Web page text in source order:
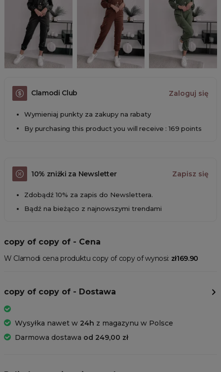
Clamodi Club Zaloguj się
Wymieniaj punkty za zakupy na rabaty
By purchasing this product you will receive : 169 points
10% zniżki za Newsletter Zapisz się
Zdobądź 10% za zapis do Newslettera.
Bądź na bieżąco z najnowszymi trendami
copy of copy of - Cena
W Clamodi cena produktu copy of copy of wynosi: zł169.90
copy of copy of - Dostawa
Wysyłka nawet w 24h z magazynu w Polsce
Darmowa dostawa od 249,00 zł